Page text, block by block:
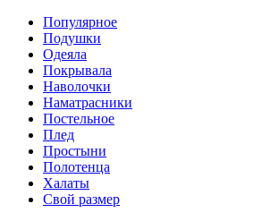
Популярное
Подушки
Одеяла
Покрывала
Наволочки
Наматрасники
Постельное
Плед
Простыни
Полотенца
Халаты
Свой размер